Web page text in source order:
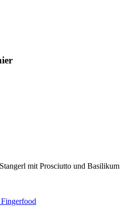
mit Prosciutto und Basilikum